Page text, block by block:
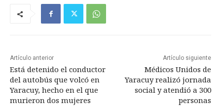
Artículo anterior
Está detenido el conductor
del autobús que volcó en
Yaracuy, hecho en el que
murieron dos mujeres
Artículo siguiente
Médicos Unidos de
Yaracuy realizó jornada
social y atendió a 300
personas